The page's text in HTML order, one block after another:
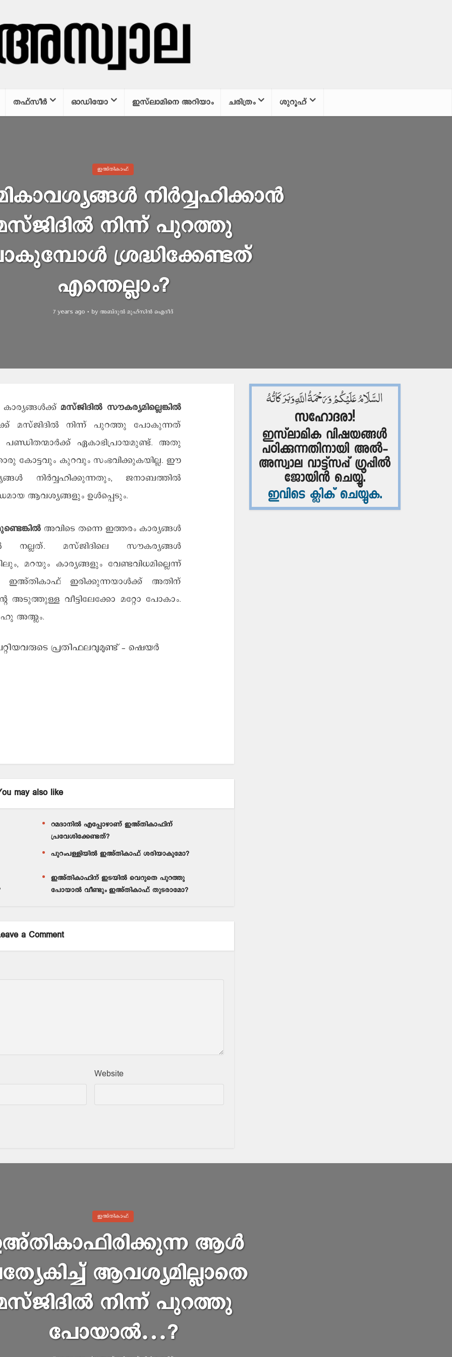
തഫ്സീര്‍ ഓഡിയോ ഇസ്‌ലാമിനെ അറിയാം ചരിത്രം ശുറൂഹ്
ഇഅ്തികാഫ്
നിർവ്വഹിക്കാൻ
നിന്ന് പുറത്തു
ശ്രദ്ധിക്കേണ്ടത്
എന്തെല്ലാം?
7 years ago by അബ്ദുല്‍ മുഹ്സിന്‍ ഐദീദ്
മസ്ജിദിൽ സൗകര്യമില്ലെങ്കിൽ
മസ്ജിദിൽ നിന്ന് പുറത്തു പോകുന്നത്
ഏകാഭിപ്രായമുണ്ട്. അതു
കോട്ടവും കുറവും സംഭവിക്കുകയില്ല. ഈ
നിർവ്വഹിക്കുന്നതും, ജനാബത്തിൽ
ആവശ്യങ്ങളും ഉൾപ്പെടും.
അവിടെ തന്നെ ഇത്തരം കാര്യങ്ങൾ
നല്ലത്. മസ്ജിദിലെ സൗകര്യങ്ങൾ
മറയും കാര്യങ്ങളും വേണ്ടവിധമില്ലെന്ന്
ഇഅ്തികാഫ് ഇരിക്കുന്നയാൾക്ക് അതിന്
അടുത്തുള്ള വീട്ടിലേക്കോ മറ്റോ പോകാം.
അഅ്ലം.
പ്രതിഫലവുമുണ്ട് - ഷെയര്‍
may also like
റമദാനിൽ എപ്പോഴാണ് ഇഅ്തികാഫിന്
പ്രവേശിക്കേണ്ടത്?
പുറംപള്ളിയിൽ ഇഅ്തികാഫ് ശരിയാകുമോ?
ഇഅ്തികാഫിന് ഇടയിൽ വെറുതെ പുറത്തു
പോയാൽ വീണ്ടും ഇഅ്തികാഫ് തുടരാമോ?
a Comment
Website
ഇഅ്തികാഫ്
ആൾ
ആവശ്യമില്ലാതെ
നിന്ന് പുറത്തു
പോയാൽ…?